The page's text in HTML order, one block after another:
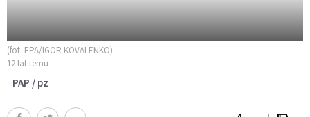
(fot. EPA/IGOR KOVALENKO)
12 lat temu
PAP / pz